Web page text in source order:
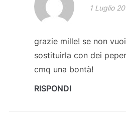
1 Luglio
grazie mille! se non
sostituirla con dei
cmq una bontà!
RISPONDI